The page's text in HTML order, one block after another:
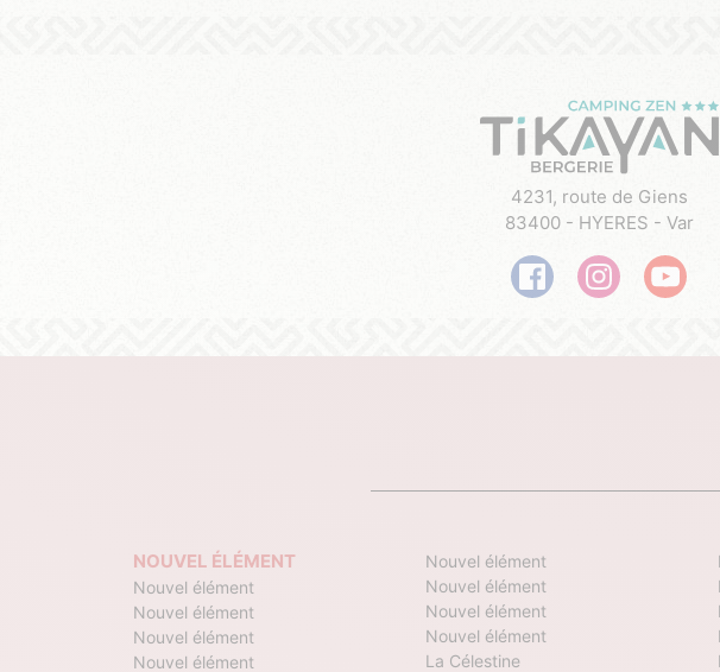
4231, route de Giens
83400 - HYERES - Var
NOUVEL ÉLÉMENT
Nouvel élément
Nouvel élément
Nouvel élément
Nouvel élément
Nouvel élément
Nouvel élément
Nouvel élément
Nouvel élément
La Célestine